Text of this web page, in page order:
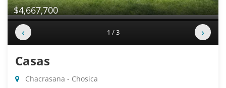
$4,667,700
‹ 1 / 3 ›
Casas
Chacrasana - Chosica